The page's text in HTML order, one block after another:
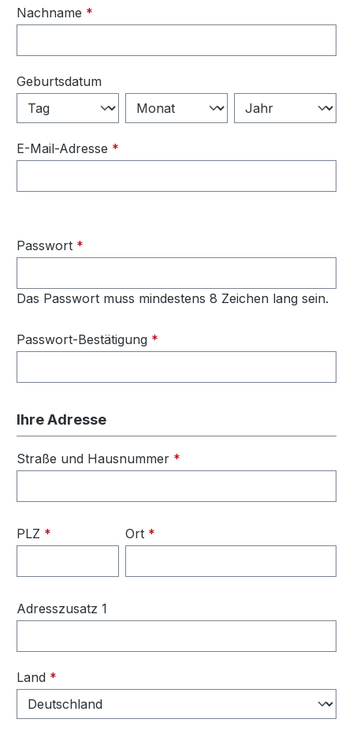
Nachname *
Geburtsdatum
E-Mail-Adresse *
Passwort *
Das Passwort muss mindestens 8 Zeichen lang sein.
Passwort-Bestätigung *
Ihre Adresse
Straße und Hausnummer *
PLZ * Ort *
Adresszusatz 1
Land *